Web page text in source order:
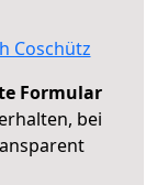
Coschütz
Formular
bei